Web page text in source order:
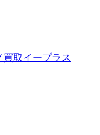
取イープラス